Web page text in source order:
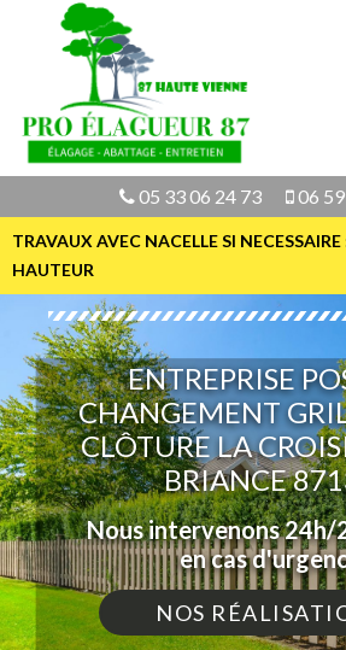
05 33 06 24 73 06
TRAVAUX AVEC NACELLE SI
HAUTEUR
ENTREPRISE
CHANGEMENT
CLÔTURE LA
BRIANCE
Nous intervenons 24h/
en cas
NOS